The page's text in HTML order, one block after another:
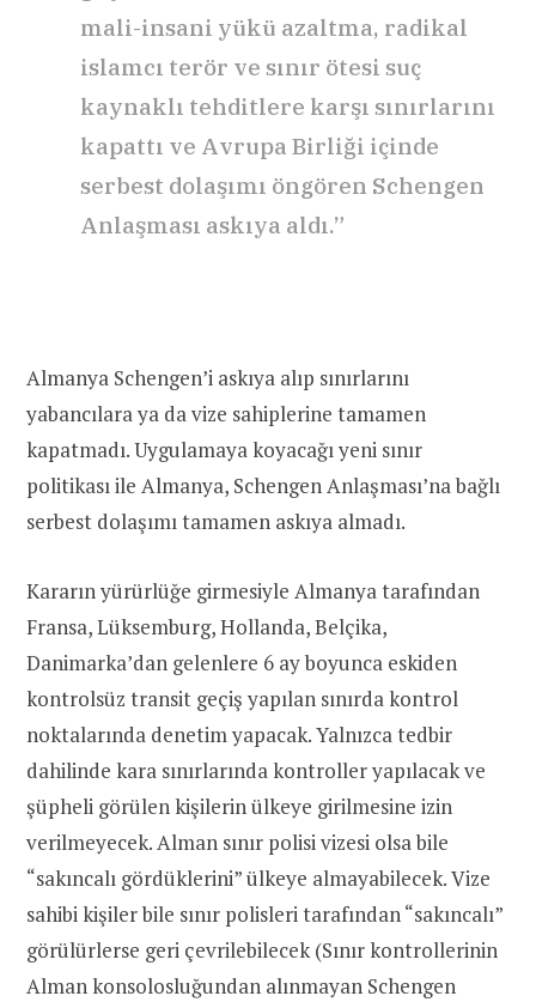
mali-insani yükü azaltma, radikal
islamcı terör ve sınır ötesi suç
kaynaklı tehditlere karşı sınırlarını
kapattı ve Avrupa Birliği içinde
serbest dolaşımı öngören Schengen
Anlaşması askıya aldı.”
Almanya Schengen’i askıya alıp sınırlarını
yabancılara ya da vize sahiplerine tamamen
kapatmadı. Uygulamaya koyacağı yeni sınır
politikası ile Almanya, Schengen Anlaşması’na bağlı
serbest dolaşımı tamamen askıya almadı.
Kararın yürürlüğe girmesiyle Almanya tarafından
Fransa, Lüksemburg, Hollanda, Belçika,
Danimarka’dan gelenlere 6 ay boyunca eskiden
kontrolsüz transit geçiş yapılan sınırda kontrol
noktalarında denetim yapacak. Yalnızca tedbir
dahilinde kara sınırlarında kontroller yapılacak ve
şüpheli görülen kişilerin ülkeye girilmesine izin
verilmeyecek. Alman sınır polisi vizesi olsa bile
“sakıncalı gördüklerini” ülkeye almayabilecek. Vize
sahibi kişiler bile sınır polisleri tarafından “sakıncalı”
görülürlerse geri çevrilebilecek (Sınır kontrollerinin
Alman konsolosluğundan alınmayan Schengen